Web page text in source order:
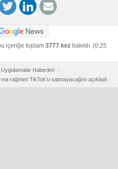
içeriğe toplam 3777 kez bakıldı. (0,25
Uygulamalar Haberleri
rağmen TikTok'u satmayacağını açıkladı